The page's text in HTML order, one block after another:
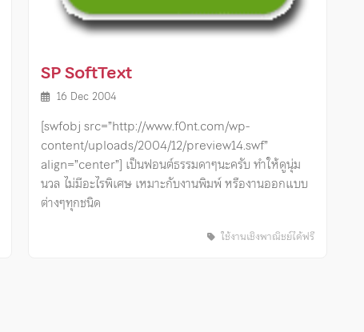
SP SoftText
16 Dec 2004
[swfobj src=”http://www.f0nt.com/wp-
content/uploads/2004/12/preview14.swf”
align=”center”] เป็นฟอนต์ธรรมดาๆนะครับ ทำให้ดูนุ่ม
นวล ไม่มีอะไรพิเศษ เหมาะกับงานพิมพ์ หรืองานออกแบบ
ต่างๆทุกชนิด
ใช้งานเชิงพาณิชย์ได้ฟรี